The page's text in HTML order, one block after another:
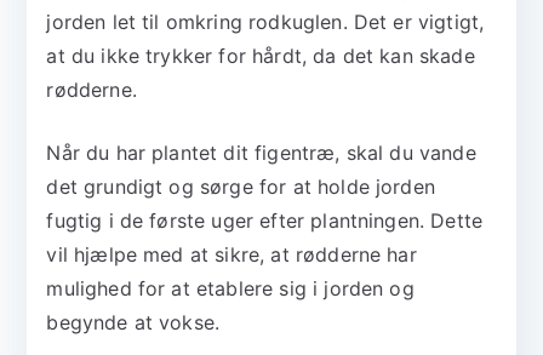
jorden let til omkring rodkuglen. Det er vigtigt,
at du ikke trykker for hårdt, da det kan skade
rødderne.
Når du har plantet dit figentræ, skal du vande
det grundigt og sørge for at holde jorden
fugtig i de første uger efter plantningen. Dette
vil hjælpe med at sikre, at rødderne har
mulighed for at etablere sig i jorden og
begynde at vokse.